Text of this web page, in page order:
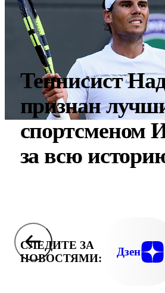
Теннисист
признан
спортсменом
за всю
СЛЕДИТЕ ЗА
НОВОСТЯМИ:
Дзен